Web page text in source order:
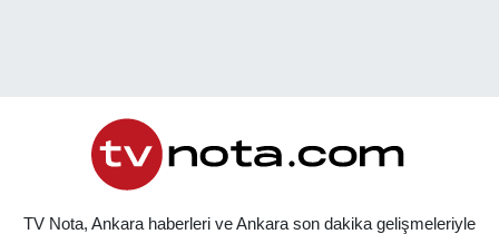
TV Nota, Ankara haberleri ve Ankara son dakika gelişmeleriyle